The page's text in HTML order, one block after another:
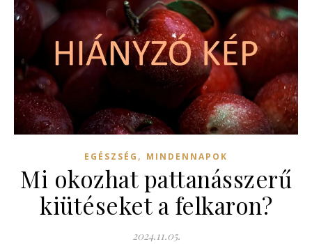
EGÉSZSÉG , MINDENNAPOK
Mi okozhat pattanásszerű
kiütéseket a felkaron?
2024.11.05.